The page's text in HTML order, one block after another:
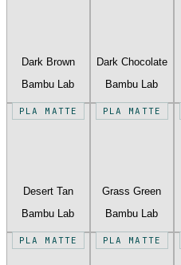
Dark Brown
Bambu Lab
Dark Chocolate
Bambu Lab
PLA MATTE
Desert Tan
Bambu Lab
PLA MATTE
Grass Green
Bambu Lab
PLA MATTE PLA MATTE